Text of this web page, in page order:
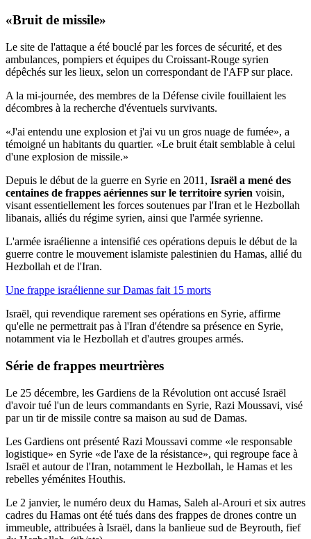
«Bruit de missile»
Le site de l'attaque a été bouclé par les forces de sécurité, et des
ambulances, pompiers et équipes du Croissant-Rouge syrien
dépêchés sur les lieux, selon un correspondant de l'AFP sur place.
A la mi-journée, des membres de la Défense civile fouillaient les
décombres à la recherche d'éventuels survivants.
«J'ai entendu une explosion et j'ai vu un gros nuage de fumée», a
témoigné un habitants du quartier. «Le bruit était semblable à celui
d'une explosion de missile.»
Depuis le début de la guerre en Syrie en 2011, Israël a mené des
centaines de frappes aériennes sur le territoire syrien voisin,
visant essentiellement les forces soutenues par l'Iran et le Hezbollah
libanais, alliés du régime syrien, ainsi que l'armée syrienne.
L'armée israélienne a intensifié ces opérations depuis le début de la
guerre contre le mouvement islamiste palestinien du Hamas, allié du
Hezbollah et de l'Iran.
Une frappe israélienne sur Damas fait 15 morts
Israël, qui revendique rarement ses opérations en Syrie, affirme
qu'elle ne permettrait pas à l'Iran d'étendre sa présence en Syrie,
notamment via le Hezbollah et d'autres groupes armés.
Série de frappes meurtrières
Le 25 décembre, les Gardiens de la Révolution ont accusé Israël
d'avoir tué l'un de leurs commandants en Syrie, Razi Moussavi, visé
par un tir de missile contre sa maison au sud de Damas.
Les Gardiens ont présenté Razi Moussavi comme «le responsable
logistique» en Syrie «de l'axe de la résistance», qui regroupe face à
Israël et autour de l'Iran, notamment le Hezbollah, le Hamas et les
rebelles yéménites Houthis.
Le 2 janvier, le numéro deux du Hamas, Saleh al-Arouri et six autres
cadres du Hamas ont été tués dans des frappes de drones contre un
immeuble, attribuées à Israël, dans la banlieue sud de Beyrouth, fief